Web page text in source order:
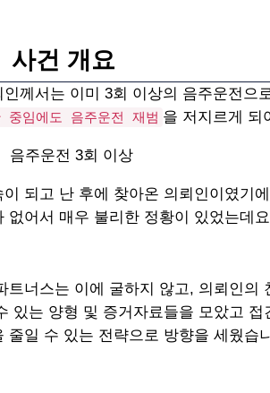
사건 개요
인께서는 이미 3회 이상의 음주운전으
중임에도 음주운전 재범 을 저지르게 되
음주운전 3회 이상
이 되고 난 후에 찾아온 의뢰인이였기
없어서 매우 불리한 정황이 있었는데
트너스는 이에 굴하지 않고, 의뢰인의
있는 양형 및 증거자료들을 모았고
줄일 수 있는 전략으로 방향을 세웠습